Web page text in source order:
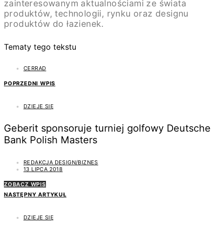
zainteresowanym aktualnościami ze świata
produktów, technologii, rynku oraz designu
produktów do łazienek.
Tematy tego tekstu
CERRAD
POPRZEDNI WPIS
DZIEJE SIĘ
Geberit sponsoruje turniej golfowy Deutsche
Bank Polish Masters
REDAKCJA DESIGN/BIZNES
13 LIPCA 2018
ZOBACZ WPIS
NASTĘPNY ARTYKUŁ
DZIEJE SIĘ